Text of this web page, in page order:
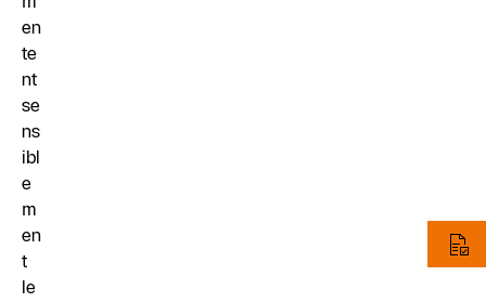
en
te
nt
se
ns
ibl
e
m
en
t
le